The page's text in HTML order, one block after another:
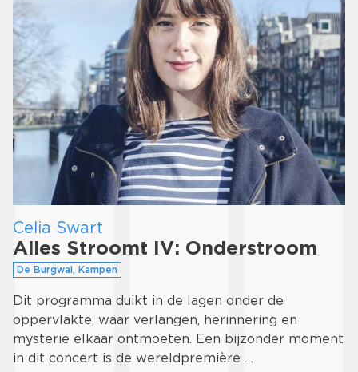
Celia Swart
Alles Stroomt IV: Onderstroom
De Burgwal, Kampen
Dit programma duikt in de lagen onder de
oppervlakte, waar verlangen, herinnering en
mysterie elkaar ontmoeten. Een bijzonder moment
in dit concert is de wereldpremière …